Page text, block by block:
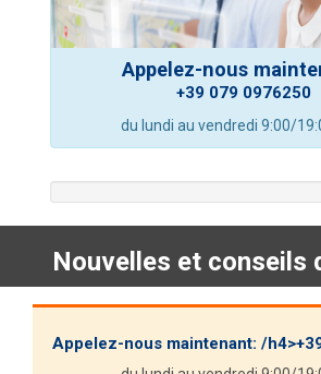
Appelez-nous
+39 079 0976250
du lundi au vendredi 9:00/
Nouvelles et conseils
Appelez-nous maintenant: /h4>